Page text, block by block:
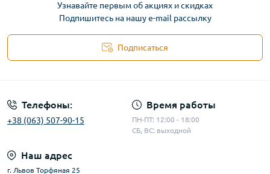
Узнавайте первым об акциях и скидках
Подпишитесь на нашу e-mail рассылку
Подписаться
Телефоны:
+38 (063) 507-90-15
Время работы
ПН-ПТ: 12:00 - 18:00
СБ, ВС: выходной
Наш адрес
г. Львов Торфяная 25